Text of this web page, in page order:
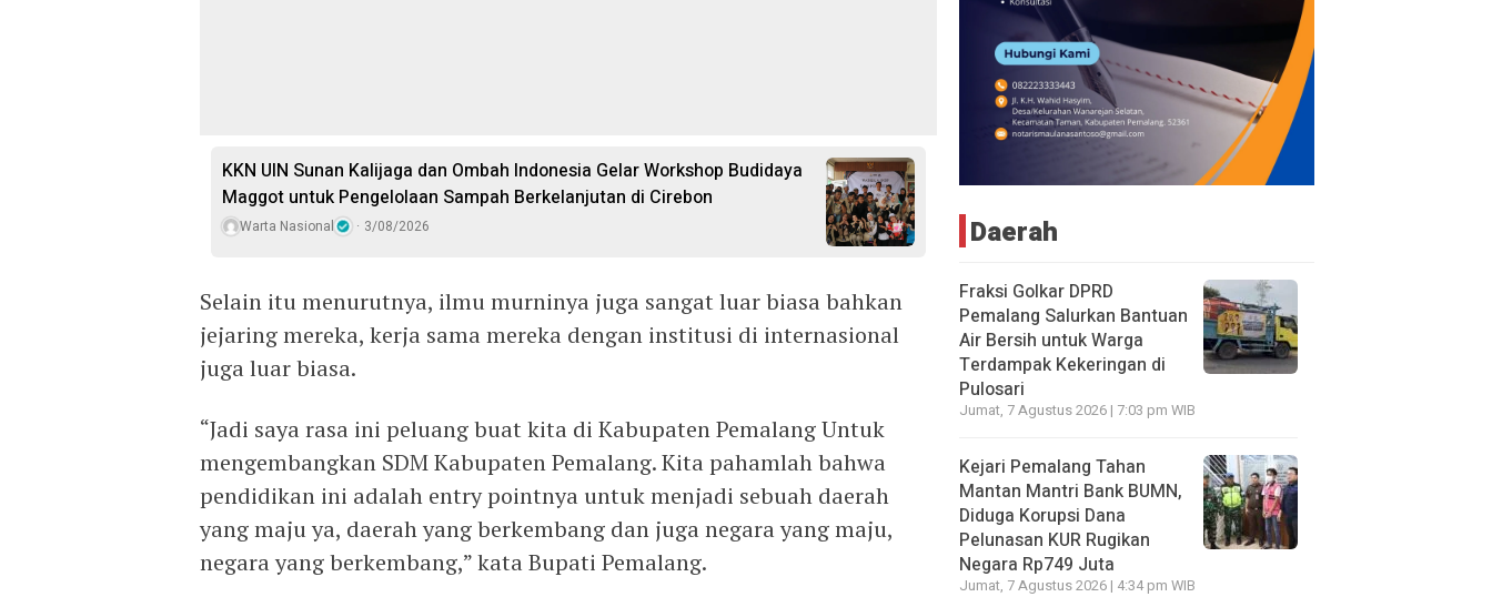
KKN UIN Sunan Kalijaga dan Ombah Indonesia Gelar Workshop Budidaya
Maggot untuk Pengelolaan Sampah Berkelanjutan di Cirebon
Warta Nasional 3/08/2026
Selain itu menurutnya, ilmu murninya juga sangat luar biasa bahkan
jejaring mereka, kerja sama mereka dengan institusi di internasional
juga luar biasa.
“Jadi saya rasa ini peluang buat kita di Kabupaten Pemalang Untuk
mengembangkan SDM Kabupaten Pemalang. Kita pahamlah bahwa
pendidikan ini adalah entry pointnya untuk menjadi sebuah daerah
yang maju ya, daerah yang berkembang dan juga negara yang maju,
negara yang berkembang,” kata Bupati Pemalang.
Daerah
Fraksi Golkar DPRD
Pemalang Salurkan Bantuan
Air Bersih untuk Warga
Terdampak Kekeringan di
Pulosari
Jumat, 7 Agustus 2026 | 7:03 pm WIB
Kejari Pemalang Tahan
Mantan Mantri Bank BUMN,
Diduga Korupsi Dana
Pelunasan KUR Rugikan
Negara Rp749 Juta
Jumat, 7 Agustus 2026 | 4:34 pm WIB